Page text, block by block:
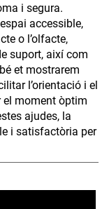
i segura.
accessible,
o l’olfacte,
suport, així com
et mostrarem
l’orientació i el
el moment òptim
ajudes, la
i satisfactòria per